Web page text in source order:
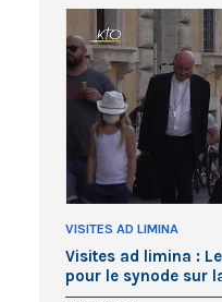
VISITES AD LIMINA
Visites ad limina :
pour le synode sur